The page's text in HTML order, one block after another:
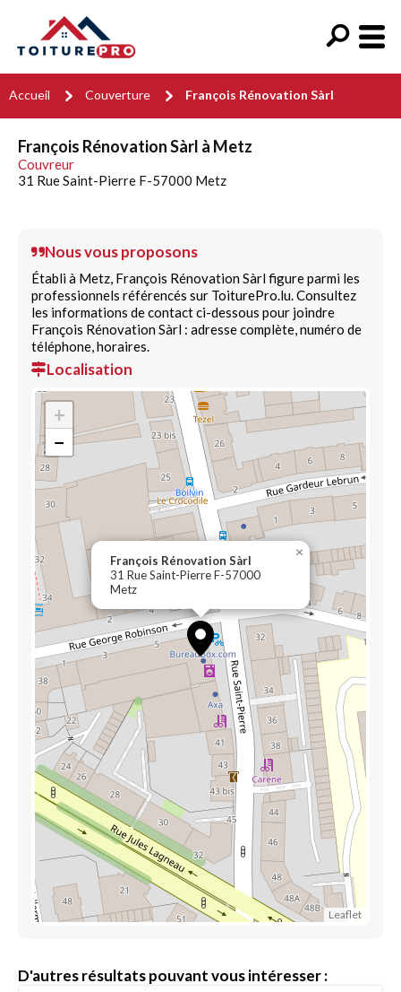
Accueil Couverture François Rénovation Sàrl
François Rénovation Sàrl à Metz
Couvreur
31 Rue Saint-Pierre F-57000 Metz
Nous vous proposons
Établi à Metz, François Rénovation Sàrl figure parmi les
professionnels référencés sur ToiturePro.lu. Consultez
les informations de contact ci-dessous pour joindre
François Rénovation Sàrl : adresse complète, numéro de
téléphone, horaires.
Localisation
François Rénovation Sàrl
31 Rue Saint-Pierre F-57000
Metz
×
+
−
Leaflet
D'autres résultats pouvant vous intéresser :